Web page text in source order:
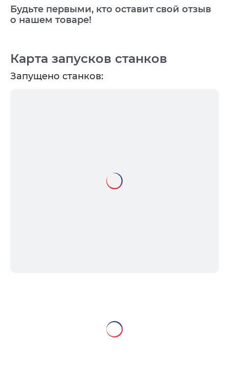
Карта запусков станков
Запущено станков:
Будьте первыми, кто оставит свой отзыв
о нашем товаре!